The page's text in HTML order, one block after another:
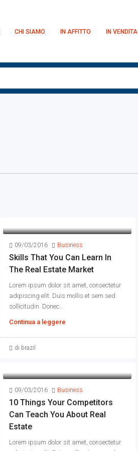
CHI SIAMO IN AFFITTO IN VENDITA
09/03/2016 Business
Skills That You Can Learn In
The Real Estate Market
Lorem ipsum dolor sit amet, consectetur
adipiscing elit. Duis mollis et sem sed
sollicitudin. Donec...
Continua a leggere
di brazil
09/03/2016 Business
10 Things Your Competitors
Can Teach You About Real
Estate
Lorem ipsum dolor sit amet, consectetur